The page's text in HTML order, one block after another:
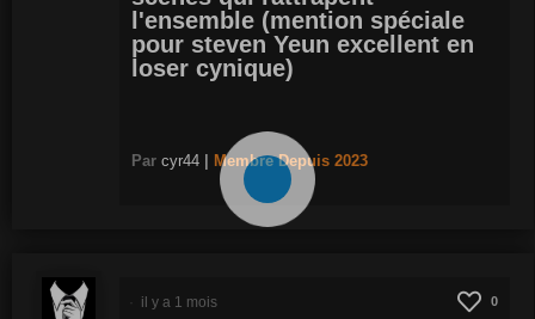
l'ensemble (mention spéciale
pour steven Yeun excellent en
loser cynique)
Par cyr44 MembreDepuis 2023
0
il y a 1 mois